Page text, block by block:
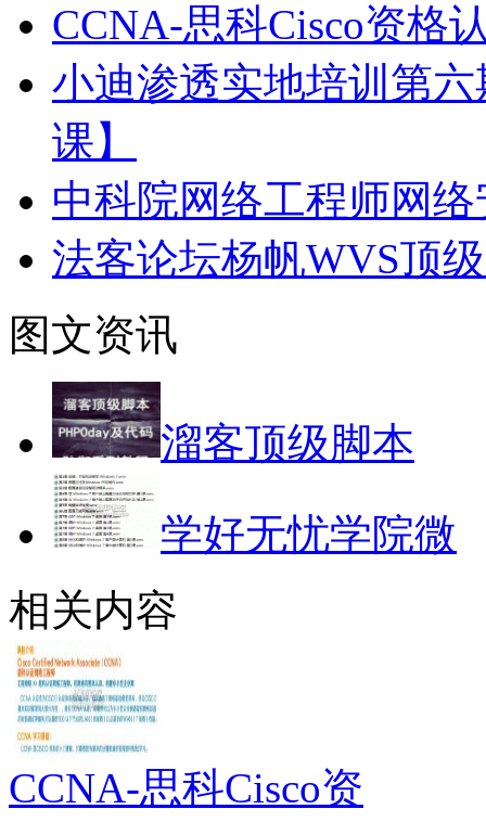
CCNA-思科Cisco资格
小迪渗透实地培训第
课】
中科院网络工程师网
法客论坛杨帆WVS顶
图文资讯
溜客顶级脚本
学好无忧学院微
相关内容
CCNA-思科Cisco资